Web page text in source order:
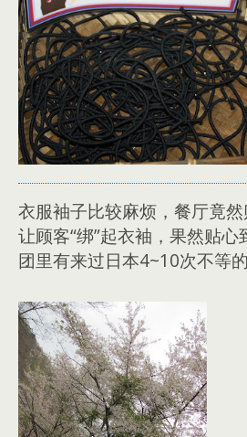
衣服袖子比较麻烦，餐厅竟
让顾客“绑”起衣袖，果然贴
团里有来过日本4~10次不等